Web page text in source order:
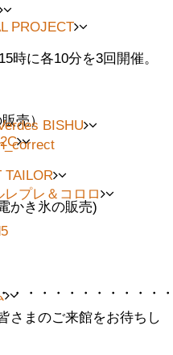
PROJECT
BISHU
TAILOR
プレ＆コロロ
時に各10分を3回開催。
売）
かき氷の販売)
・・・・・・・・・・・
さまのご来館をお待ちし